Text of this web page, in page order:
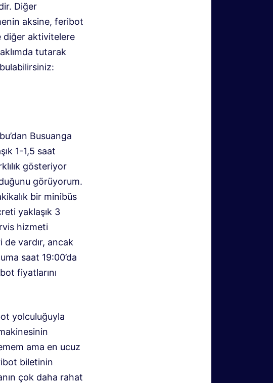
Diğer
aksine, feribot
diğer aktivitelere
tutarak
Busuanga
1-1,5 saat
gösteriyor
görüyorum.
bir minibüs
yaklaşık 3
hizmeti
de vardır, ancak
saat 19:00’da
fiyatlarını
yolculuğuyla
ama en ucuz
biletinin
çok daha rahat